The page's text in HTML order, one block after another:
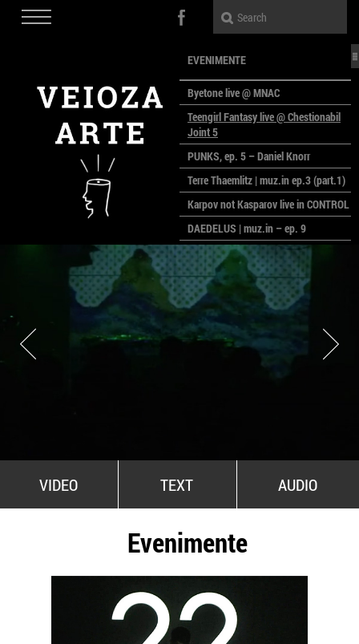
EVENIMENTE
Byetone live @ MNAC
Teengirl Fantasy live @ Chestionabil
Joint 5
PUNKS, ep. 5 – Daniel Knorr
Terre Thaemlitz | muz.in ep.3 (part.1)
Karpov not Kasparov live in CONTROL
DAEDELUS | muz.in – ep. 9
LALELE, LALELE – prima premieră a
anului la MACAZ
CinePOLSKA – filme poloneze la
București
PEOPLE OF ROMANIA se lansează la
galeria Simeza
All Stars For Outernational
VIDEO TEXT AUDIO
Evenimente